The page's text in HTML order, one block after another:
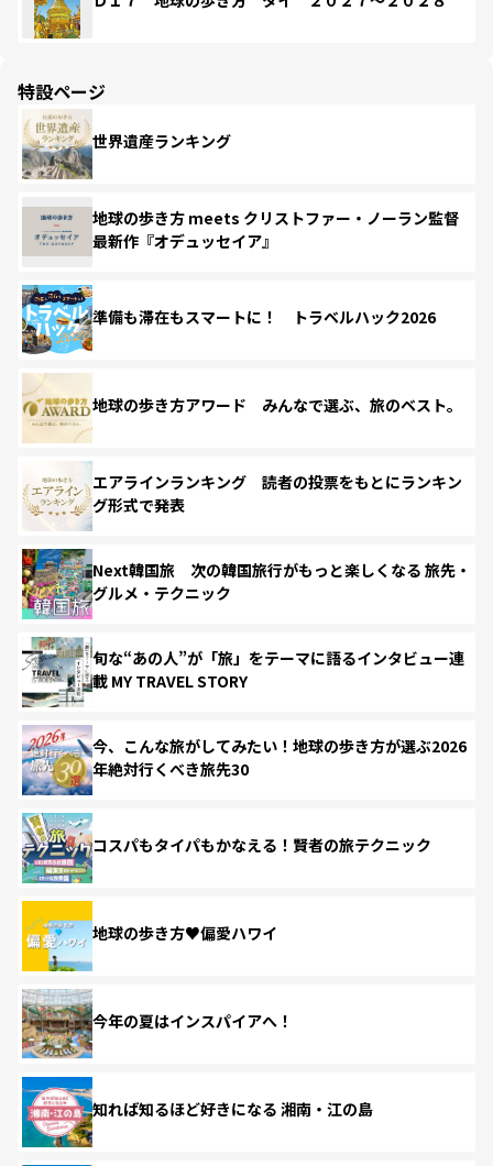
特設ページ
世界遺産ランキング
地球の歩き方 meets クリストファー・ノーラン監督
最新作『オデュッセイア』
準備も滞在もスマートに！ トラベルハック2026
地球の歩き方アワード みんなで選ぶ、旅のベスト。
エアラインランキング 読者の投票をもとにランキン
グ形式で発表
Next韓国旅 次の韓国旅行がもっと楽しくなる 旅先・
グルメ・テクニック
旬な“あの人”が「旅」をテーマに語るインタビュー連
載 MY TRAVEL STORY
今、こんな旅がしてみたい！地球の歩き方が選ぶ2026
年絶対行くべき旅先30
コスパもタイパもかなえる！賢者の旅テクニック
地球の歩き方♥偏愛ハワイ
今年の夏はインスパイアへ！
知れば知るほど好きになる 湘南・江の島